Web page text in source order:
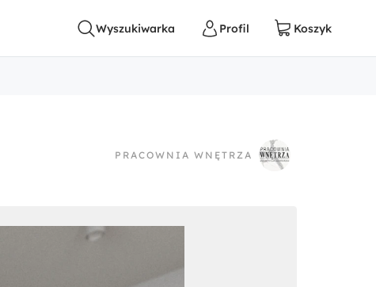
PRACOWNIA WNĘTRZA